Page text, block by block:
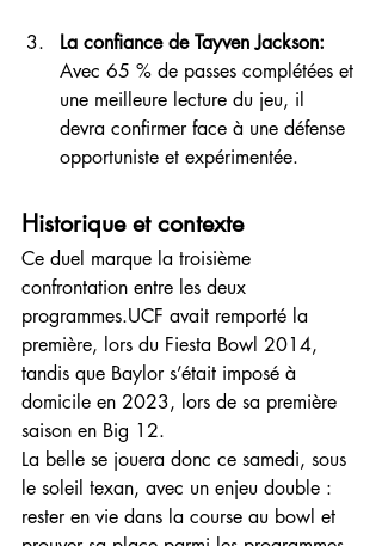
La confiance de Tayven Jackson:
Avec 65 % de passes complétées et
une meilleure lecture du jeu, il
devra confirmer face à une défense
opportuniste et expérimentée.
Historique et contexte
Ce duel marque la troisième
confrontation entre les deux
programmes.UCF avait remporté la
première, lors du Fiesta Bowl 2014,
tandis que Baylor s’était imposé à
domicile en 2023, lors de sa première
saison en Big 12.
La belle se jouera donc ce samedi, sous
le soleil texan, avec un enjeu double :
rester en vie dans la course au bowl et